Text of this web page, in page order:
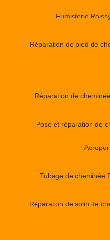
Fumisterie
Réparation de pied de
Réparation de
Pose et réparation de
Tubage de cheminée
Réparation de solin de